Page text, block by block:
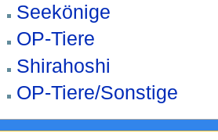
Seekönige
OP-Tiere
Shirahoshi
OP-Tiere/Sonstige